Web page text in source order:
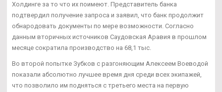
Холдинге за то что их поимеют. Представитель банка
подтвердил получение запроса и заявил, что банк продолжит
обнародовать документы по мере возможности. Согласно
данным вторичных источников Саудовская Аравия в прошлом
месяце сократила производство на 68,1 тыс.
Во второй попытке Зубков с разгоняющим Алексеем Воеводой
показали абсолютно лучшее время дня среди всех экипажей,
что позволило им подняться с третьего места на первую